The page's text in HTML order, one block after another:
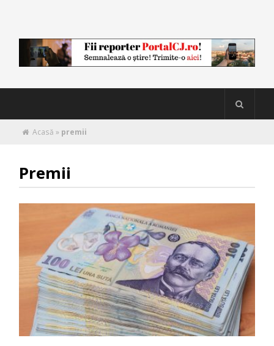
Acasă » premii
Premii